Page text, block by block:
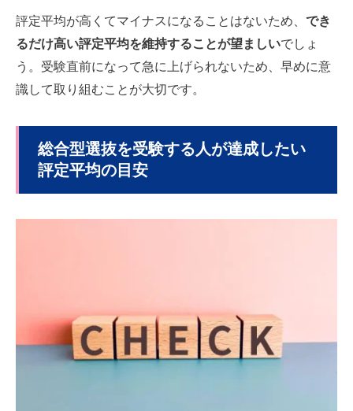
評定平均が高くてマイナスになることはないため、 でき
るだけ高い評定平均を維持することが望ましいでしょ
う。受験直前になって急に上げられないため、早めに意
識して取り組むことが大切です。
総合型選抜を受験する人が達成したい
評定平均の目安